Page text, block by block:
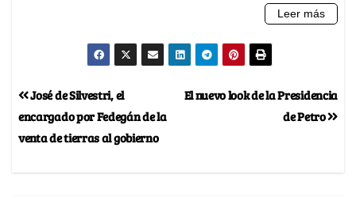
El nuevo look de la Presidencia
de Petro
José de Silvestri, el
encargado por Fedegán de la
venta de tierras al gobierno